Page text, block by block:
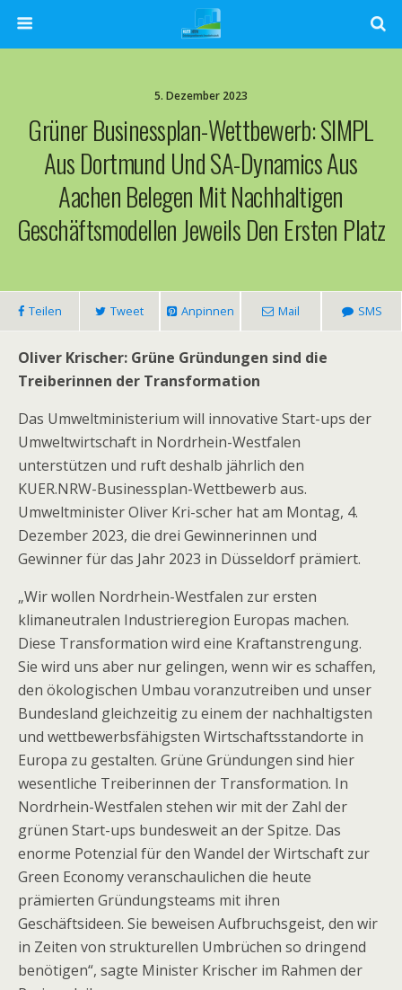
5. Dezember 2023
Grüner Businessplan-Wettbewerb: SIMPL
Aus Dortmund Und SA-Dynamics Aus
Aachen Belegen Mit Nachhaltigen
Geschäftsmodellen Jeweils Den Ersten Platz
Teilen Tweet Anpinnen Mail SMS
Oliver Krischer: Grüne Gründungen sind die
Treiberinnen der Transformation
Das Umweltministerium will innovative Start-ups der
Umweltwirtschaft in Nordrhein-Westfalen
unterstützen und ruft deshalb jährlich den
KUER.NRW-Businessplan-Wettbewerb aus.
Umweltminister Oliver Kri-scher hat am Montag, 4.
Dezember 2023, die drei Gewinnerinnen und
Gewinner für das Jahr 2023 in Düsseldorf prämiert.
„Wir wollen Nordrhein-Westfalen zur ersten
klimaneutralen Industrieregion Europas machen.
Diese Transformation wird eine Kraftanstrengung.
Sie wird uns aber nur gelingen, wenn wir es schaffen,
den ökologischen Umbau voranzutreiben und unser
Bundesland gleichzeitig zu einem der nachhaltigsten
und wettbewerbsfähigsten Wirtschaftsstandorte in
Europa zu gestalten. Grüne Gründungen sind hier
wesentliche Treiberinnen der Transformation. In
Nordrhein-Westfalen stehen wir mit der Zahl der
grünen Start-ups bundesweit an der Spitze. Das
enorme Potenzial für den Wandel der Wirtschaft zur
Green Economy veranschaulichen die heute
prämierten Gründungsteams mit ihren
Geschäftsideen. Sie beweisen Aufbruchsgeist, den wir
in Zeiten von strukturellen Umbrüchen so dringend
benötigen“, sagte Minister Krischer im Rahmen der